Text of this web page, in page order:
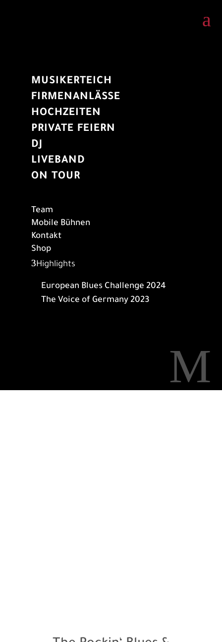
a
MUSIKERTEICH
FIRMENANLÄSSE
HOCHZEITEN
PRIVATE FEIERN
DJ
LIVEBAND
ON TOUR
Team
Mobile Bühnen
Kontakt
Shop
Highlights
European Blues Challenge 2024
The Voice of Germany 2023
M